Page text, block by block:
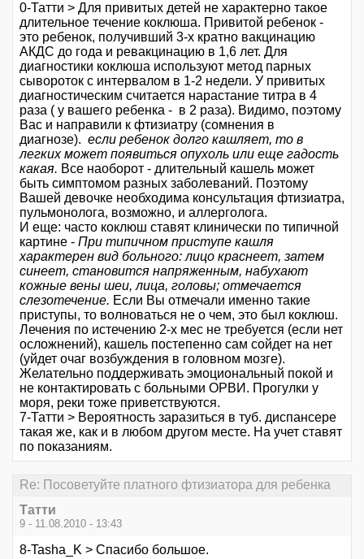
0-Татти > Для привитых детей не характерно такое
длительное течение коклюша. Привитой ребенок -
это ребенок, получивший 3-х кратно вакцинацию
АКДС до года и ревакцинацию в 1,6 лет. Для
диагностики коклюша используют метод парных
сывороток с интервалом в 1-2 недели. У привитых
диагностическим считается нарастание титра в 4
раза ( у вашего ребенка - в 2 раза). Видимо, поэтому
Вас и направили к фтизиатру (сомнения в
диагнозе). если ребенок долго кашляет, то в
легких может появиться опухоль или еще гадость
какая. Все наоборот - длительный кашель может
быть симптомом разных заболеваний. Поэтому
Вашей девочке необходима консультация фтизиатра,
пульмонолога, возможно, и аллерголога.
И еще: часто коклюш ставят клинически по типичной
картине - При типичном приступе кашля
характерен вид больного: лицо краснеет, затем
синеет, становится напряженным, набухают
кожные вены шеи, лица, головы; отмечается
слезотечение. Если Вы отмечали именно такие
приступы, то волноваться не о чем, это был коклюш.
Лечения по истечению 2-х мес не требуется (если нет
осложнений), кашель постепенно сам сойдет на нет
(уйдет очаг возбуждения в головном мозге).
Желательно поддерживать эмоциональный покой и
не контактировать с больными ОРВИ. Прогулки у
моря, реки тоже приветствуются.
7-Татти > Вероятность заразиться в туб. диспансере
такая же, как и в любом другом месте. На учет ставят
по показаниям.
Re: Посоветуйте платного фтизиатора для ребенка
Татти
9 - 11.08.2010 - 13:43
8-Tasha_K > Спасибо большое.